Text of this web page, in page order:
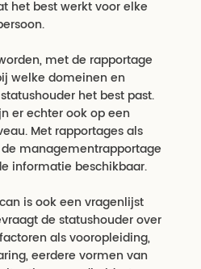
het best werkt voor elke
met de rapportage
welke domeinen en
het best past.
er echter ook op een
Met rapportages als
managementrapportage
informatie beschikbaar.
is ook een vragenlijst
de statushouder over
als vooropleiding,
eerdere vormen van